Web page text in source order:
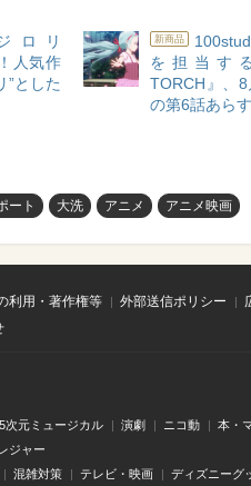
ロリ
人気作
”とした
新商品
を担当す
TORCH』、
の第6話あら
ート 大洗 アニメ アニメ映画
利用・著作権等 外部送信ポリシー
次元ミュージカル 演劇 ニコ動 本・
ジャー
混雑対策
テレビ・映画 ディズニーグ